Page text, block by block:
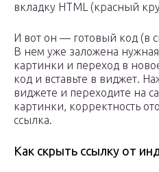
вкладку HTML (красный
И вот он — готовый код (в
В нем уже заложена
картинки и переход в
код и вставьте в виджет.
виджете и переходите на
картинки, корректность
ссылка.
Как скрыть ссылку от